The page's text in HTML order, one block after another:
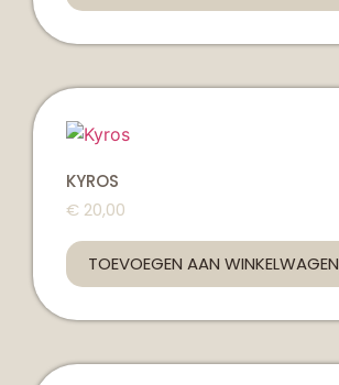
KYROS
€ 20,00
TOEVOEGEN AAN WINKELWAGEN